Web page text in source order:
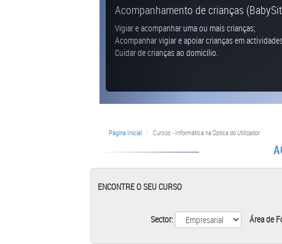
Acompanhamento de crianças
Vigiar e acompanhar uma ou mais crianças;
Acompanhar vigiar e apoiar crianças em
Cuidar de crianças ao domicílio.
Página Inicial Cursos - Informática na Óptica do Utilizador
ENCONTRE O SEU CURSO
Sector: Área de